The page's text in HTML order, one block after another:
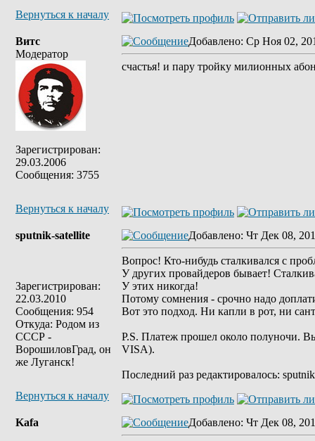
Вернуться к началу
Витс
Модератор
Зарегистрирован:
29.03.2006
Сообщения: 3755
Добавлено: Ср Ноя 02,
счастья! и пару тройку милионных
Вернуться к началу
sputnik-satellite
Зарегистрирован:
22.03.2010
Сообщения: 954
Откуда: Родом из
СССР -
ВорошиловГрад, он
же Луганск!
Добавлено: Чт Дек 08,
Вопрос! Кто-нибудь сталкивался с
У других провайдеров бывает!
У этих никогда!
Потому сомнения - срочно надо
Вот это подход. Ни капли в рот, ни
P.S. Платеж прошел около полуночи.
VISA).
Последний раз редактировалось:
Вернуться к началу
Kafa Добавлено: Чт Дек 08,